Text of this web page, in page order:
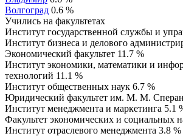
Волгоград 0.6 %
Учились на факультетах
Институт государственной службы и
Институт бизнеса и делового
Экономический факультет 11.7 %
Институт экономики, математики и
технологий 11.1 %
Институт общественных наук 6.7 %
Юридический факультет им. М. М.
Институт менеджмента и маркетинга 5.1
Факультет экономических и социальных
Институт отраслевого менеджмента 3.8 %